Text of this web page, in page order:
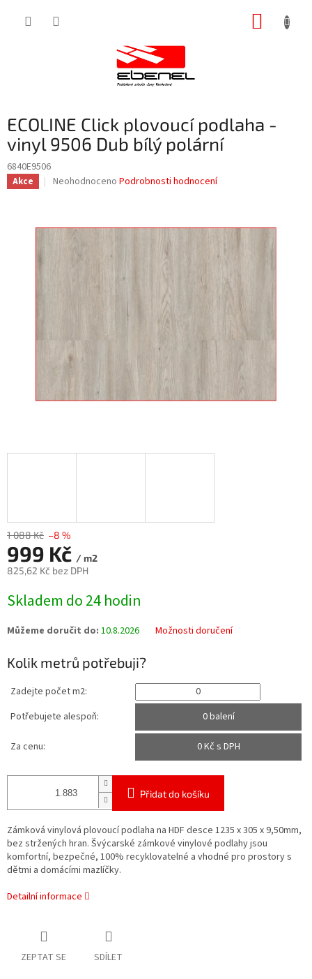
ECOLINE Click plovoucí podlaha -
vinyl 9506 Dub bílý polární
6840E9506
Akce
Průměrné
0,0
Neohodnoceno Podrobnosti hodnocení
1 088 Kč –8 %
999 Kč / m2
825,62 Kč bez DPH
cena:
Skladem do 24 hodin
Můžeme doručit do: 10.8.2026 Možnosti doručení
Kolik metrů potřebuji?
Zadejte počet m2:
Potřebujete alespoň:
0 balení
Za cenu: 0Kč s DPH
Přidat do košíku
Zámková vinylová plovoucí podlaha na HDF desce 1235 x 305 x 9,50mm,
bez stržených hran. Švýcarské zámkové vinylové podlahy jsou
komfortní, bezpečné, 100% recyklovatelné a vhodné pro prostory s
dětmi a domácími mazlíčky.
Detailní informace
ZEPTAT SE SDÍLET